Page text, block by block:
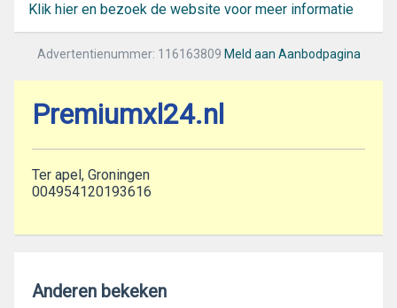
Klik hier en bezoek de website voor meer informatie
Advertentienummer: 116163809 Meld aan Aanbodpagina
Premiumxl24.nl
Ter apel, Groningen
004954120193616
Anderen bekeken